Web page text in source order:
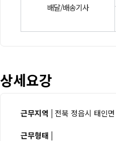
배달/배송기사
상세요강
근무지역 | 전북 정읍시 태인
근무형태 |